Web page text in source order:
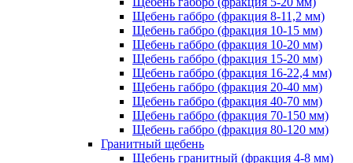
Щебень габбро (фракция 8-11,2 мм)
Щебень габбро (фракция 10-15 мм)
Щебень габбро (фракция 10-20 мм)
Щебень габбро (фракция 15-20 мм)
Щебень габбро (фракция 16-22,4 мм)
Щебень габбро (фракция 20-40 мм)
Щебень габбро (фракция 40-70 мм)
Щебень габбро (фракция 70-150 мм)
Щебень габбро (фракция 80-120 мм)
Гранитный щебень
Щебень гранитный (фракция 4-8 мм)